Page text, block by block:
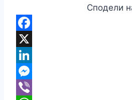
Сподели